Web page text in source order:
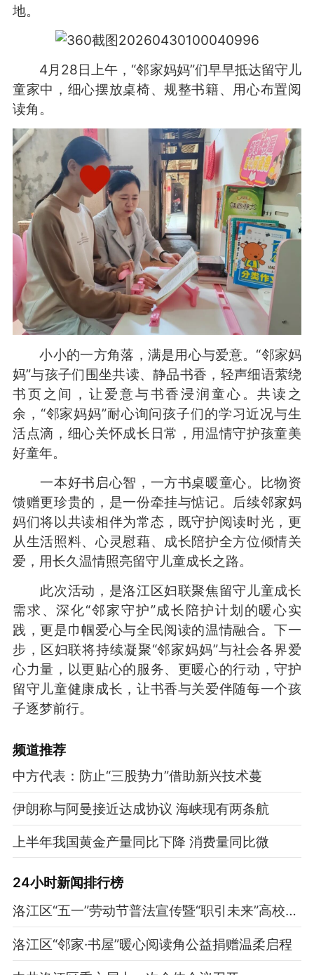
地。
4月28日上午，“邻家妈妈”们早早抵达留守儿
童家中，细心摆放桌椅、规整书籍、用心布置阅
读角。
小小的一方角落，满是用心与爱意。“邻家妈
妈”与孩子们围坐共读、静品书香，轻声细语萦绕
书页之间，让爱意与书香浸润童心。共读之
余，“邻家妈妈”耐心询问孩子们的学习近况与生
活点滴，细心关怀成长日常，用温情守护孩童美
好童年。
一本好书启心智，一方书桌暖童心。比物资
馈赠更珍贵的，是一份牵挂与惦记。后续邻家妈
妈们将以共读相伴为常态，既守护阅读时光，更
从生活照料、心灵慰藉、成长陪护全方位倾情关
爱，用长久温情照亮留守儿童成长之路。
此次活动，是洛江区妇联聚焦留守儿童成长
需求、深化“邻家守护”成长陪护计划的暖心实
践，更是巾帼爱心与全民阅读的温情融合。下一
步，区妇联将持续凝聚“邻家妈妈”与社会各界爱
心力量，以更贴心的服务、更暖心的行动，守护
留守儿童健康成长，让书香与关爱伴随每一个孩
子逐梦前行。
频道推荐
中方代表：防止“三股势力”借助新兴技术蔓
伊朗称与阿曼接近达成协议 海峡现有两条航
上半年我国黄金产量同比下降 消费量同比微
24小时新闻排行榜
洛江区“五一”劳动节普法宣传暨“职引未来”高校毕业生专场招聘活动举办
洛江区“邻家·书屋”暖心阅读角公益捐赠温柔启程